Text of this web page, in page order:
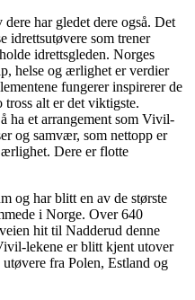
dere har gledet dere også. Det
idrettsutøvere som trener
idrettsgleden. Norges
helse og ærlighet er verdier
fungerer inspirerer de
alt er det viktigste.
ha et arrangement som Vivil-
og samvær, som nettopp er
Dere er flotte
og har blitt en av de største
i Norge. Over 640
hit til Nadderud denne
lekene er blitt kjent utover
fra Polen, Estland og